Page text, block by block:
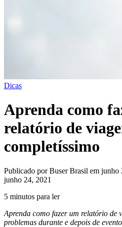
Dicas
Aprenda como
relatório de
completíssimo
Publicado por Buser Brasil em junho
junho 24, 2021
5 minutos para ler
Aprenda como fazer um relatório de
problemas durante e depois de